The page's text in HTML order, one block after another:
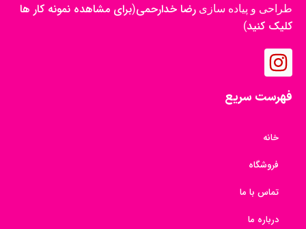
طراحی و پیاده سازی رضا خدارحمی(برای مشاهده نمونه کار ها
کلیک کنید)
فهرست سریع
خانه
فروشگاه
تماس با ما
درباره ما